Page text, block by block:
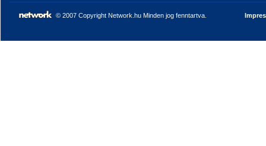
© 2007 Copyright Network.hu Minden jog fenntartva.